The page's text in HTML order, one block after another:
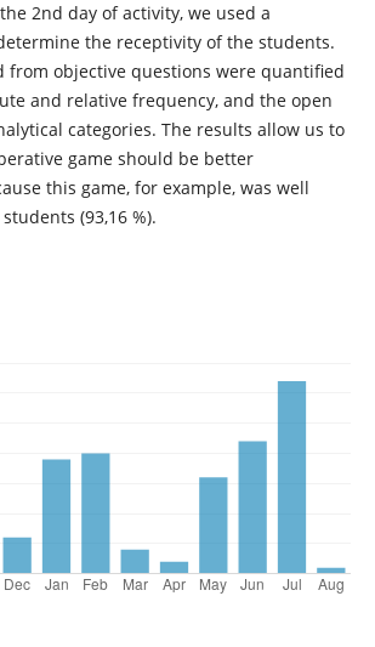
2nd day of activity, we used a
the receptivity of the students.
from objective questions were quantified
and relative frequency, and the open
categories. The results allow us to
game should be better
this game, for example, was well
(93,16 %).